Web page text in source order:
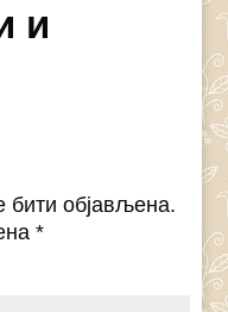
и
објављена.
*